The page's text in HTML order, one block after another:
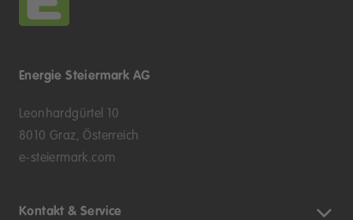
Energie Steiermark AG
Leonhardgürtel 10
8010 Graz, Österreich
e-steiermark.com
Kontakt & Service